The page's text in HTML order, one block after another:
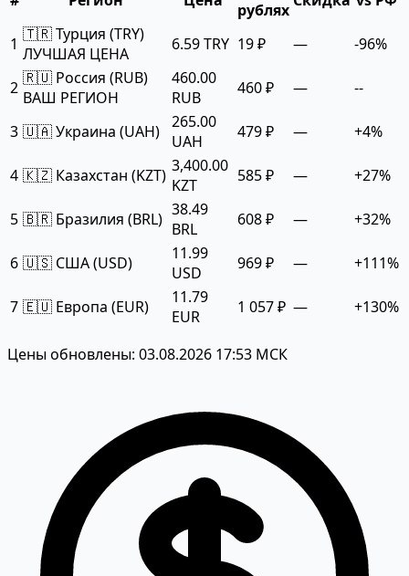
рублях
1 🇹🇷 Турция (TRY)
ЛУЧШАЯ ЦЕНА
6.59 TRY 19 ₽ — -96%
2 🇷🇺 Россия (RUB)
ВАШ РЕГИОН
460.00
RUB
460 ₽ — --
3 🇺🇦 Украина (UAH) 265.00
UAH
479 ₽ — +4%
4 🇰🇿 Казахстан (KZT) 3,400.00
KZT
585 ₽ — +27%
5 🇧🇷 Бразилия (BRL) 38.49
BRL
608 ₽ — +32%
6 🇺🇸 США (USD)
11.99
USD
969 ₽ — +111%
7 🇪🇺 Европа (EUR)
11.79
EUR
1 057 ₽ — +130%
Цены обновлены: 03.08.2026 17:53 МСК